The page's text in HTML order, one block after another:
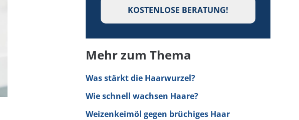
KOSTENLOSE BERATUNG!
Mehr zum Thema
Was stärkt die Haarwurzel?
Wie schnell wachsen Haare?
Weizenkeimöl gegen brüchiges Haar